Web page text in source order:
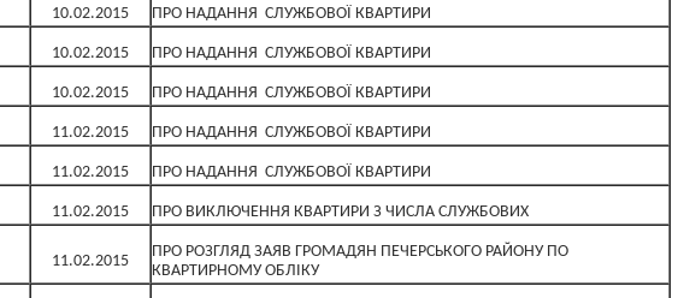
10.02.2015 ПРО НАДАННЯ СЛУЖБОВОЇ КВАРТИРИ
10.02.2015 ПРО НАДАННЯ СЛУЖБОВОЇ КВАРТИРИ
10.02.2015 ПРО НАДАННЯ СЛУЖБОВОЇ КВАРТИРИ
11.02.2015 ПРО НАДАННЯ СЛУЖБОВОЇ КВАРТИРИ
11.02.2015 ПРО НАДАННЯ СЛУЖБОВОЇ КВАРТИРИ
11.02.2015 ПРО ВИКЛЮЧЕННЯ КВАРТИРИ З ЧИСЛА СЛУЖБОВИХ
11.02.2015
ПРО РОЗГЛЯД ЗАЯВ ГРОМАДЯН ПЕЧЕРСЬКОГО РАЙОНУ ПО
КВАРТИРНОМУ ОБЛІКУ